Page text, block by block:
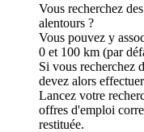
Vous recherchez
alentours ?
Vous pouvez y
0 et 100 km (par
Si vous recherchez
devez alors
Lancez votre
offres d'emploi
restituée.